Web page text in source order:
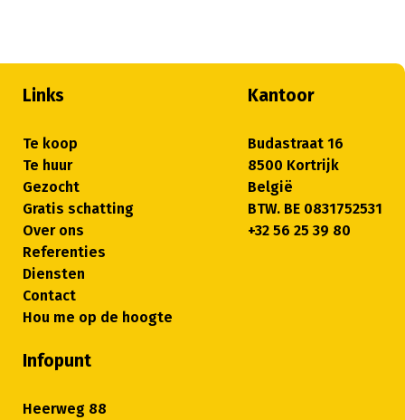
Links
Te koop
Te huur
Gezocht
Gratis schatting
Over ons
Referenties
Diensten
Contact
Hou me op de hoogte
Kantoor
Budastraat 16
8500 Kortrijk
België
BTW. BE 0831752531
+32 56 25 39 80
Infopunt
Heerweg 88